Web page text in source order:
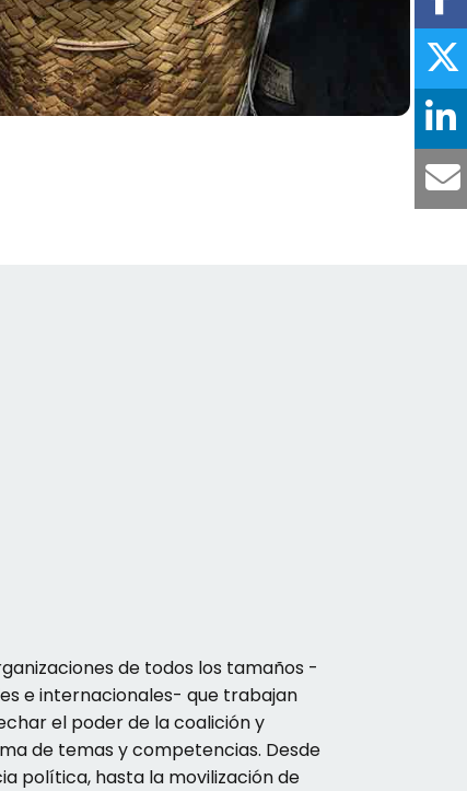
de todos los tamaños -
e internacionales- que trabajan
el poder de la coalición y
de temas y competencias. Desde
política, hasta la movilización de